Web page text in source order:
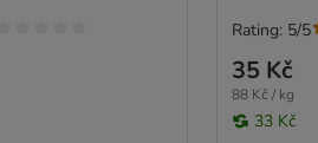
35 Kč
88 Kč / kg
33 Kč
Rating: 5/5